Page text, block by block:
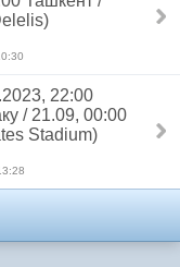
22:00
/ 21.09, 00:00
Stadium)